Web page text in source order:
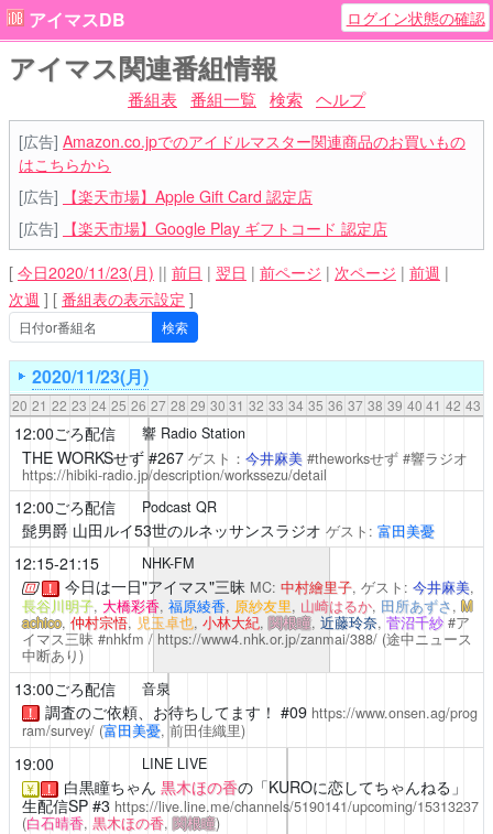
アイマスDB ログイン状態の確認
アイマス関連番組情報
番組表 番組一覧 検索 ヘルプ
[広告] Amazon.co.jpでのアイドルマスター関連商品のお買いもの
はこちらから
[広告]
【楽天市場】Apple Gift Card 認定店
[広告]
【楽天市場】Google Play ギフトコード 認定店
[ 今日2020/11/23(月) || 前日 | 翌日 | 前ページ | 次ページ | 前週 |
次週 ] [ 番組表の表示設定 ]
2020/11/23(月)
20 21 22 23 24 25 26 27 28 29 30 31 32 33 34 35 36 37 38 39 40 41 42 43
12:00ごろ配信 響 Radio Station
THE WORKSせず #267 ゲスト： 今井麻美#theworksせず #響ラジオ
https://hibiki-radio.jp/description/workssezu/detail
12:00ごろ配信 Podcast QR
髭男爵 山田ルイ53世のルネッサンスラジオ ゲスト: 富田美憂
12:15-21:15 NHK-FM
！ 今日は一日"アイマス"三昧 MC: 中村繪里子, ゲスト: 今井麻美,
長谷川明子, 大橋彩香, 福原綾香, 原紗友里, 山崎はるか, 田所あずさ, M
achico, 仲村宗悟, 児玉卓也, 小林大紀,関根瞳, 近藤玲奈, 菅沼千紗#ア
イマス三昧 #nhkfm / https://www4.nhk.or.jp/zanmai/388/ (途中ニュース
中断あり)
13:00ごろ配信 音泉
！ 調査のご依頼、お待ちしてます！ #09 https://www.onsen.ag/prog
ram/survey/ (富田美憂, 前田佳織里)
19:00 LINE LIVE
￥ ！ 白黒瞳ちゃん 黒木ほの香の「KUROに恋してちゃんねる」
生配信SP #3 https://live.line.me/channels/5190141/upcoming/15313237
(白石晴香, 黒木ほの香,関根瞳)